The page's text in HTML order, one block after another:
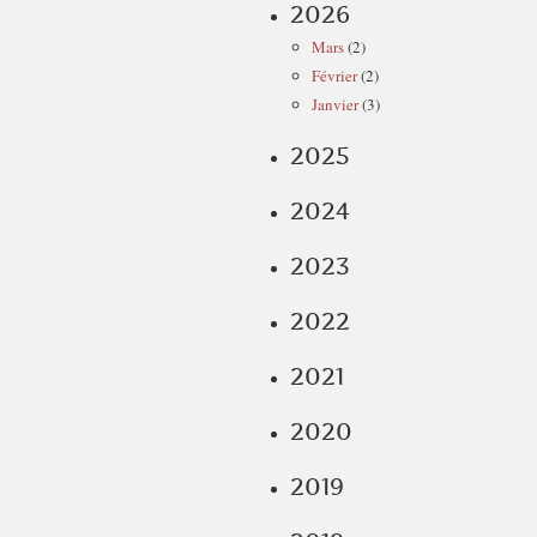
2026
Mars(2)
Février(2)
Janvier(3)
2025
2024
2023
2022
2021
2020
2019